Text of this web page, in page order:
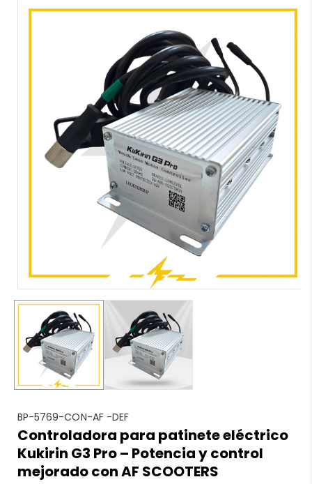
A La
S
K
U
:
BP-5769-CON-AF -DEF
Controladora para patinete eléctrico
Kukirin G3 Pro – Potencia y control
mejorado con AF SCOOTERS